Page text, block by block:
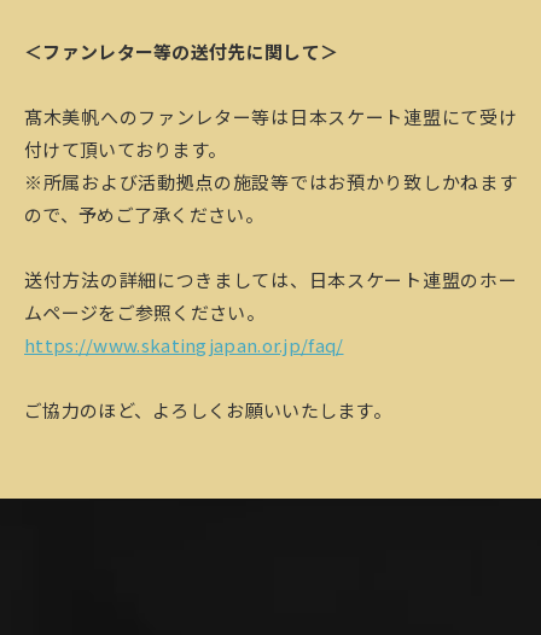
＜ファンレター等の送付先に関して＞
髙木美帆へのファンレター等は日本スケート連盟にて受け
付けて頂いております。
※所属および活動拠点の施設等ではお預かり致しかねます
ので、予めご了承ください。
送付方法の詳細につきましては、日本スケート連盟のホー
ムページをご参照ください。
https://www.skatingjapan.or.jp/faq/
ご協力のほど、よろしくお願いいたします。